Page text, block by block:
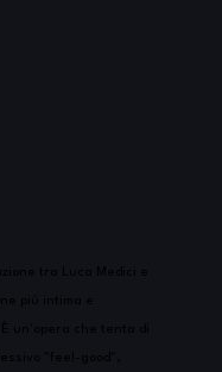
tra Luca Medici e
più intima e
un'opera che tenta di
"feel-good",